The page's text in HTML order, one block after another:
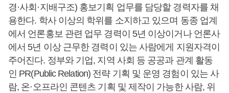
경·사회·지배구조) 홍보기획 업무를 담당할 경력자를 채
용한다. 학사 이상의 학위를 소지하고 있으며 동종 업계
에서 언론홍보 관련 업무 경력이 5년 이상이거나 언론사
에서 5년 이상 근무한 경력이 있는 사람에게 지원자격이
주어진다. 정부와 기업, 지역 사회 등 공공과 관계 활동
인 PR(Public Relation) 전략 기획 및 운영 경험이 있는 사
람, 온·오프라인 콘텐츠 기획 및 제작이 가능한 사람, 위